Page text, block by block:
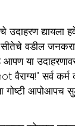
द्यायला
वडील
आपण या
सर्व कर्म
गोष्टी आपोआपच